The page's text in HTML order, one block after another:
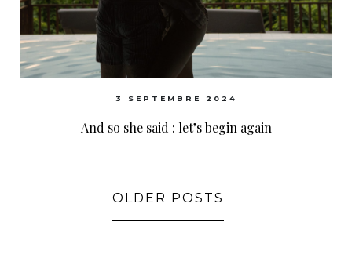
3 SEPTEMBRE 2024
And so she said : let’s begin again
OLDER POSTS